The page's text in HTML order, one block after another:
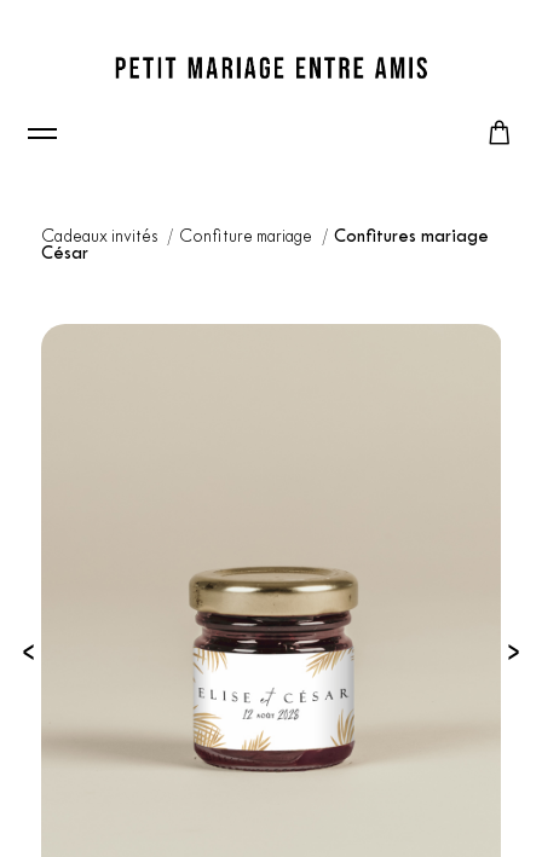
Cadeaux invités Confiture mariage
Confitures mariage
César
‹ ›